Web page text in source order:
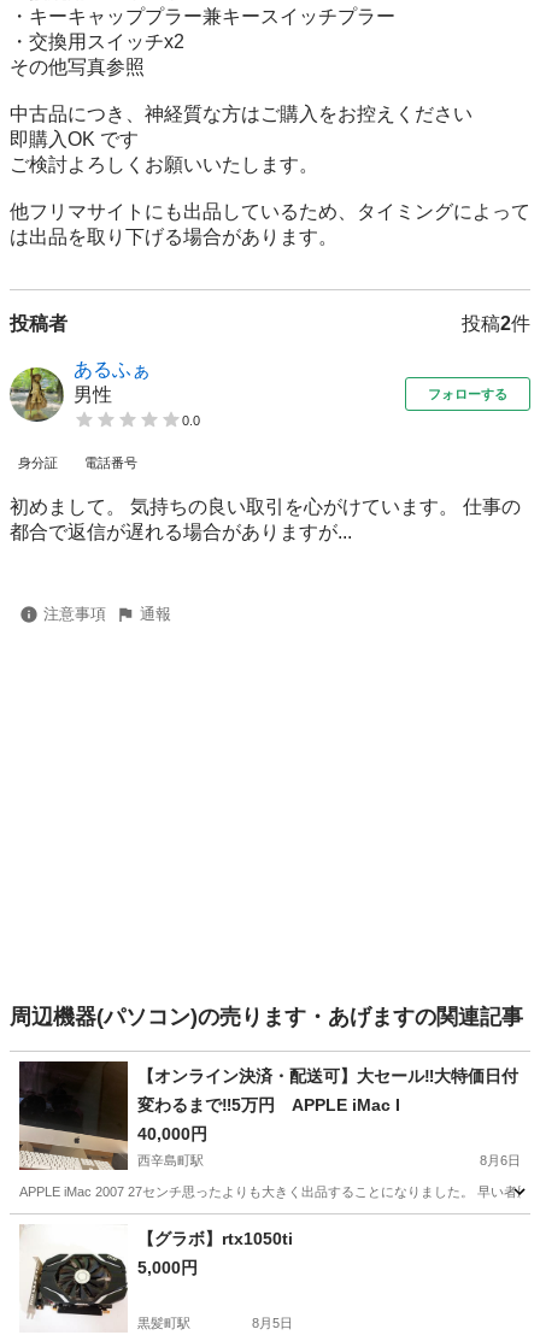
・キーキャッププラー兼キースイッチプラー
・交換用スイッチx2
その他写真参照
中古品につき、神経質な方はご購入をお控えください
即購入OK です
ご検討よろしくお願いいたします。
他フリマサイトにも出品しているため、タイミングによって
は出品を取り下げる場合があります。
投稿者 投稿2件
あるふぁ
男性
0.0
フォローする
身分証 電話番号
初めまして。 気持ちの良い取引を心がけています。 仕事の
都合で返信が遅れる場合がありますが...
注意事項 通報
周辺機器(パソコン)の売ります・あげますの関連記事
【オンライン決済・配送可】大セール‼️大特価日付
変わるまで‼️5万円 APPLE iMac I
40,000円
西辛島町駅 8月6日
APPLE iMac 2007 27センチ思ったよりも大きく出品することになりました。 早い者
熊本 西辛島町駅
【グラボ】rtx1050ti
5,000円
黒髪町駅 8月5日